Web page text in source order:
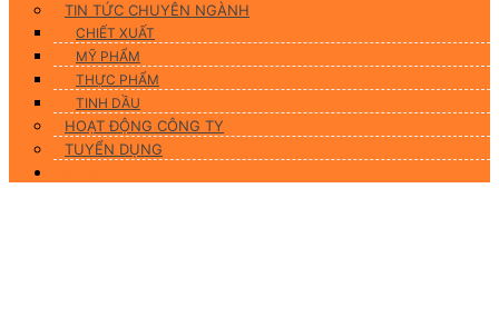
TIN TỨC CHUYÊN NGÀNH
CHIẾT XUẤT
MỸ PHẨM
THỰC PHẨM
TINH DẦU
HOẠT ĐỘNG CÔNG TY
TUYỂN DỤNG